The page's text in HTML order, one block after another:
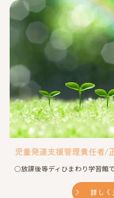
児童発達支援管理責任者/
詳しく